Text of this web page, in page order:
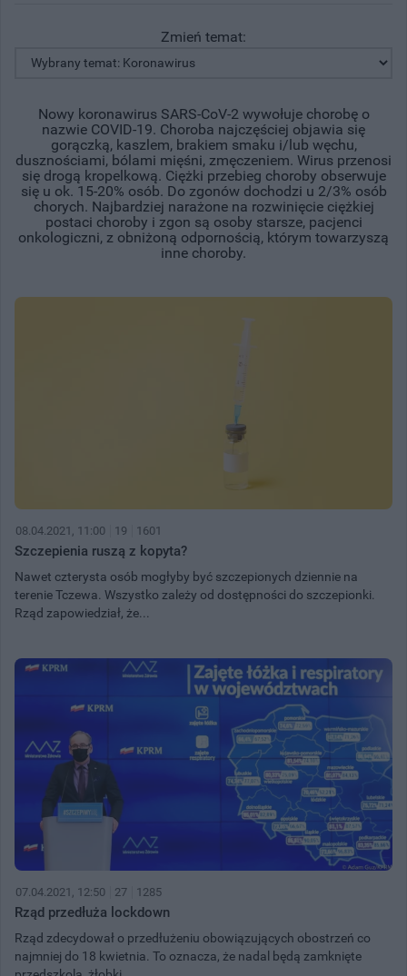
Zmień temat:
Nowy koronawirus SARS-CoV-2 wywołuje chorobę o
nazwie COVID-19. Choroba najczęściej objawia się
gorączką, kaszlem, brakiem smaku i/lub węchu,
dusznościami, bólami mięśni, zmęczeniem. Wirus przenosi
się drogą kropelkową. Ciężki przebieg choroby obserwuje
się u ok. 15-20% osób. Do zgonów dochodzi u 2/3% osób
chorych. Najbardziej narażone na rozwinięcie ciężkiej
postaci choroby i zgon są osoby starsze, pacjenci
onkologiczni, z obniżoną odpornością, którym towarzyszą
inne choroby.
08.04.2021, 11:00 19 1601
Szczepienia ruszą z kopyta?
Nawet czterysta osób mogłyby być szczepionych dziennie na
terenie Tczewa. Wszystko zależy od dostępności do szczepionki.
Rząd zapowiedział, że...
07.04.2021, 12:50 27 1285
Rząd przedłuża lockdown
Rząd zdecydował o przedłużeniu obowiązujących obostrzeń co
najmniej do 18 kwietnia. To oznacza, że nadal będą zamknięte